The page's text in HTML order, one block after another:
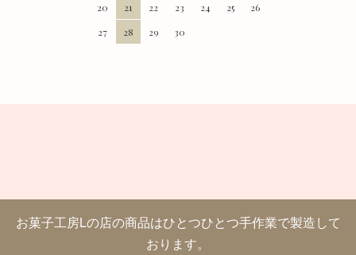
20
21 22 23 24 25
26
27
28 29 30
お菓子工房Lの店の商品はひとつひとつ手作業で製造して
おります。